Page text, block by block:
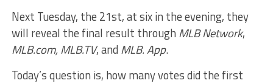
Next Tuesday, the 21st, at six in the evening, they
will reveal the final result through MLB Network,
MLB.com, MLB.TV, and MLB. App.
Today’s question is, how many votes did the first